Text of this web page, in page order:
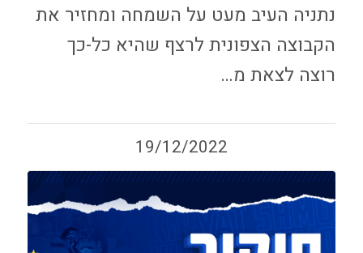
נתניה העיב מעט על השמחה ומחזיר את
הקבוצה הצפונית לרצף שהיא כל-כך
רוצה לצאת מ…
19/12/2022